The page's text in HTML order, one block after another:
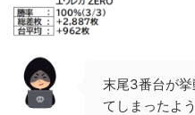
末尾3番台が
てしまったよ